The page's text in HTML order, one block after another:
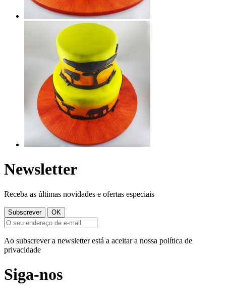
Newsletter
Receba as últimas novidades e ofertas especiais
Ao subscrever a newsletter está a aceitar a nossa política de
privacidade
Siga-nos